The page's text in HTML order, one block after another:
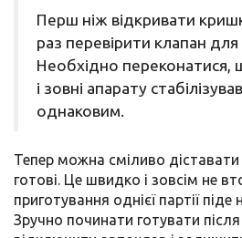
Перш ніж відкривати
раз перевірити клапан
Необхідно переконатися,
і зовні апарату
однаковим.
Тепер можна сміливо
готові. Це швидко і зовсім не
приготування однієї партії
Зручно починати готувати